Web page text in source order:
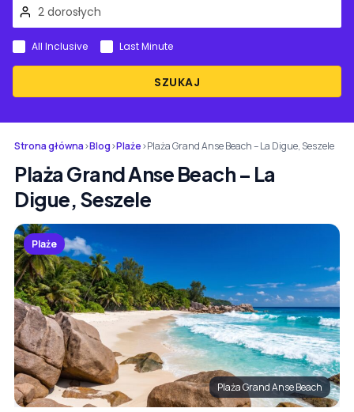
SZUKAJ
All Inclusive Last Minute
Strona główna›Blog›Plaże›Plaża Grand Anse Beach – La Digue, Seszele
Plaża Grand Anse Beach – La
Digue, Seszele
Plaże
Plaża Grand Anse Beach